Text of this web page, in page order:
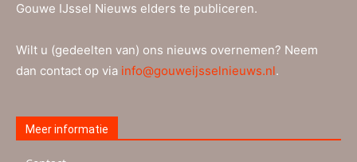
Gouwe IJssel Nieuws elders te publiceren.
Wilt u (gedeelten van) ons nieuws overnemen? Neem
dan contact op via info@gouweijsselnieuws.nl.
Meer informatie